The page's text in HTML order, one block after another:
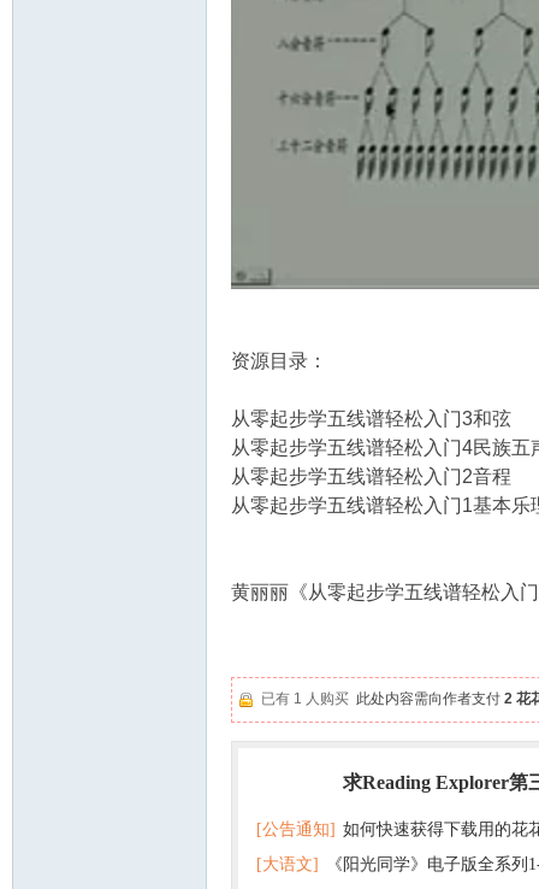
资源目录：
从零起步学五线谱轻松入门3和弦
从零起步学五线谱轻松入门4民族五
从零起步学五线谱轻松入门2音程
从零起步学五线谱轻松入门1基本乐
黄丽丽《从零起步学五线谱轻松入
已有 1 人购买 此处内容需向作者支付 2 花
求Reading Explorer第
[公告通知] 如何快速获得下载用的花
[大语文]
《阳光同学》电子版全系列